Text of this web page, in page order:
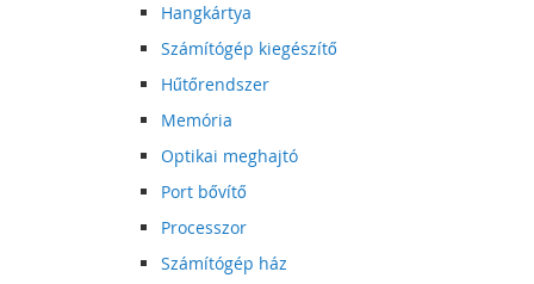
Hangkártya
Számítógép kiegészítő
Hűtőrendszer
Memória
Optikai meghajtó
Port bővítő
Processzor
Számítógép ház